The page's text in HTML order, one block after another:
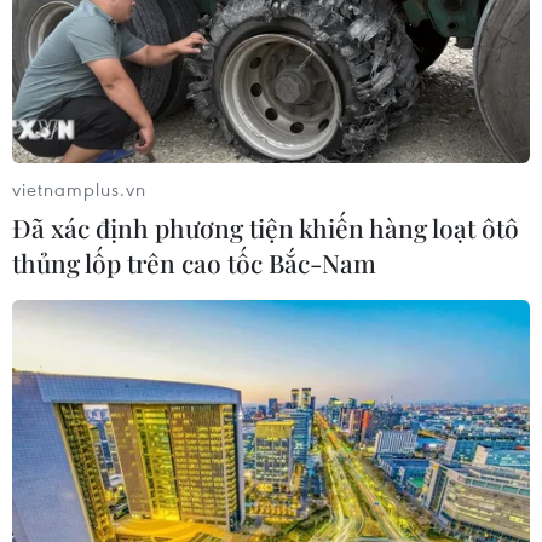
12/04/2024 11:00
Lực lượng chức năng tỉnh Kiên Giang bắt quả tang 6
đối tượng dùng xe cuốc múc đất dưới lòng sông Kênh
T4 đổ lên sà lan, mang bán cho các nơi sản xuất gạch.
vietnamplus.vn
Đã xác định phương tiện khiến hàng loạt ôtô
thủng lốp trên cao tốc Bắc-Nam